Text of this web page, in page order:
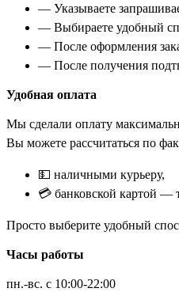
— Указываете
— Выбираете удобный
— После оформления
— После получения
Удобная оплата
Мы сделали оплату
Вы можете рассчитаться по
💵 наличными курьеру,
💳 банковской картой —
Просто выберите удобный
Часы работы
пн.-вс. с 10:00-22:00